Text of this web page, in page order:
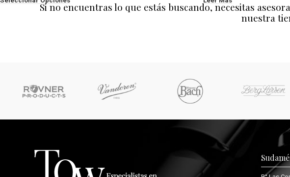
Si no encuentras lo que estás buscando, necesitas
nuestra